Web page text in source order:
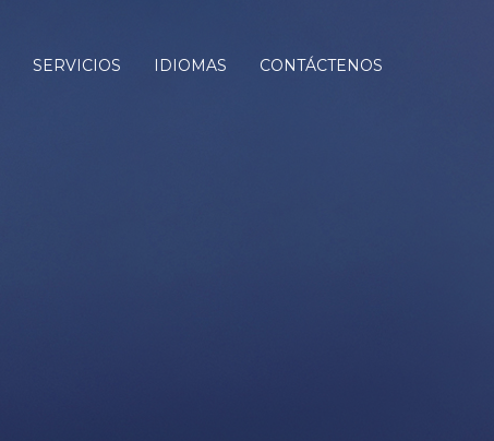
SERVICIOS IDIOMAS CONTÁCTENOS